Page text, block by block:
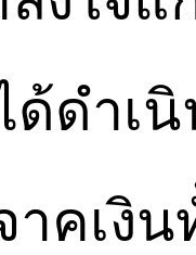
ดำเนิ
าคเงิ